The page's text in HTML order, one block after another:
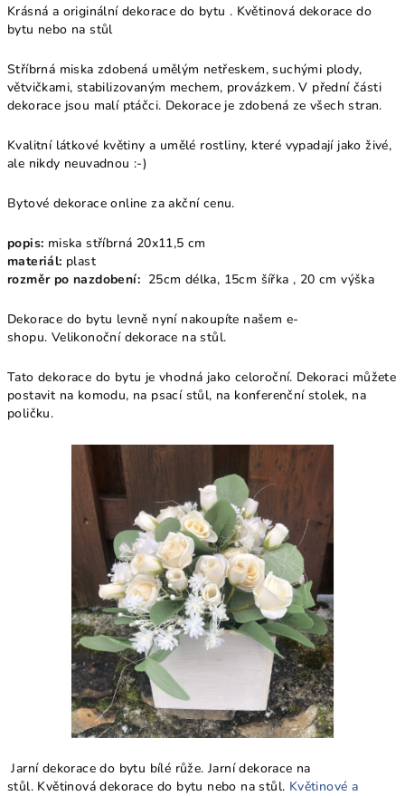
Krásná a originální dekorace do bytu . Květinová dekorace do
bytu nebo na stůl
Stříbrná miska zdobená umělým netřeskem, suchými plody,
větvičkami, stabilizovaným mechem, provázkem. V přední části
dekorace jsou malí ptáčci. Dekorace je zdobená ze všech stran.
Kvalitní látkové květiny a umělé rostliny, které vypadají jako živé,
ale nikdy neuvadnou :-)
Bytové dekorace online za akční cenu.
popis: miska stříbrná 20x11,5 cm
materiál: plast
rozměr po nazdobení: 25cm délka, 15cm šířka , 20 cm výška
Dekorace do bytu levně nyní nakoupíte našem e-
shopu. Velikonoční dekorace na stůl.
Tato dekorace do bytu je vhodná jako celoroční. Dekoraci můžete
postavit na komodu, na psací stůl, na konferenční stolek, na
poličku.
Jarní dekorace do bytu bílé růže. Jarní dekorace na
stůl. Květinová dekorace do bytu nebo na stůl. Květinové a